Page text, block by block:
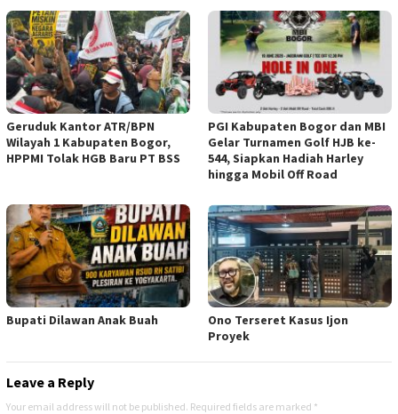
Geruduk Kantor ATR/BPN
Wilayah 1 Kabupaten Bogor,
HPPMI Tolak HGB Baru PT BSS
PGI Kabupaten Bogor dan MBI
Gelar Turnamen Golf HJB ke-
544, Siapkan Hadiah Harley
hingga Mobil Off Road
Bupati Dilawan Anak Buah
Ono Terseret Kasus Ijon
Proyek
Leave a Reply
Your email address will not be published. Required fields are marked *